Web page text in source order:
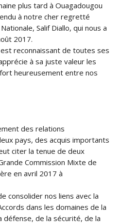
plus tard à Ouagadougou
à notre cher regretté
Salif Diallo, qui nous a
2017.
reconnaissant de toutes ses
à sa juste valeur les
heureusement entre nos
des relations
pays, des acquis importants
citer la tenue de deux
Commission Mixte de
en avril 2017 à
consolider nos liens avec la
dans les domaines de la
de la sécurité, de la